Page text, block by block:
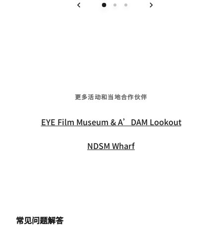
更多活动和当地合作伙伴
EYE Film Museum & A’DAM Lookout
NDSM Wharf
常见问题解答